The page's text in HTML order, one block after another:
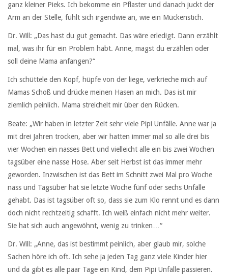
ganz kleiner Pieks. Ich bekomme ein Pflaster und danach juckt der
Arm an der Stelle, fühlt sich irgendwie an, wie ein Mückenstich.
Dr. Will: „Das hast du gut gemacht. Das wäre erledigt. Dann erzählt
mal, was ihr für ein Problem habt. Anne, magst du erzählen oder
soll deine Mama anfangen?“
Ich schüttele den Kopf, hüpfe von der liege, verkrieche mich auf
Mamas Schoß und drücke meinen Hasen an mich. Das ist mir
ziemlich peinlich. Mama streichelt mir über den Rücken.
Beate: „Wir haben in letzter Zeit sehr viele Pipi Unfälle. Anne war ja
mit drei Jahren trocken, aber wir hatten immer mal so alle drei bis
vier Wochen ein nasses Bett und vielleicht alle ein bis zwei Wochen
tagsüber eine nasse Hose. Aber seit Herbst ist das immer mehr
geworden. Inzwischen ist das Bett im Schnitt zwei Mal pro Woche
nass und Tagsüber hat sie letzte Woche fünf oder sechs Unfälle
gehabt. Das ist tagsüber oft so, dass sie zum Klo rennt und es dann
doch nicht rechtzeitig schafft. Ich weiß einfach nicht mehr weiter.
Sie hat sich auch angewöhnt, wenig zu trinken…“
Dr. Will: „Anne, das ist bestimmt peinlich, aber glaub mir, solche
Sachen höre ich oft. Ich sehe ja jeden Tag ganz viele Kinder hier
und da gibt es alle paar Tage ein Kind, dem Pipi Unfälle passieren.